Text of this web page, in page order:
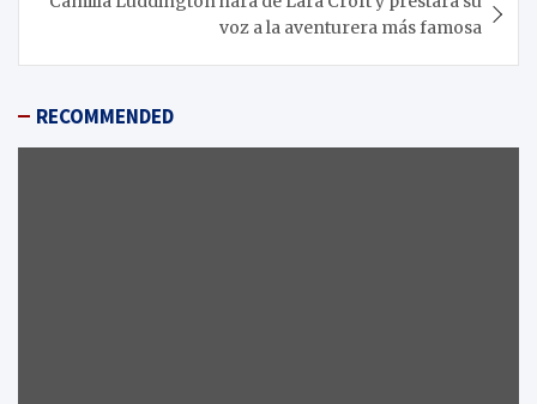
voz a la aventurera más famosa
RECOMMENDED